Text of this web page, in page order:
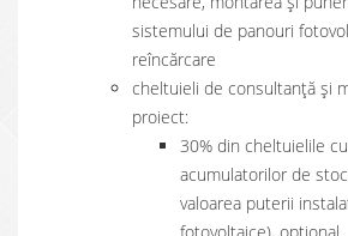
sistemului de panouri
reîncărcare
cheltuieli de consultanță și
proiect:
30% din cheltuielile
acumulatorilor de
valoarea puterii